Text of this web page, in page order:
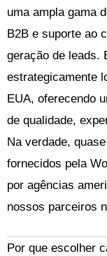
uma ampla gama
B2B e suporte ao
geração de leads.
estrategicamente
EUA, oferecendo
de qualidade,
Na verdade,
fornecidos pela
por agências
nossos parceiros
Por que escolher